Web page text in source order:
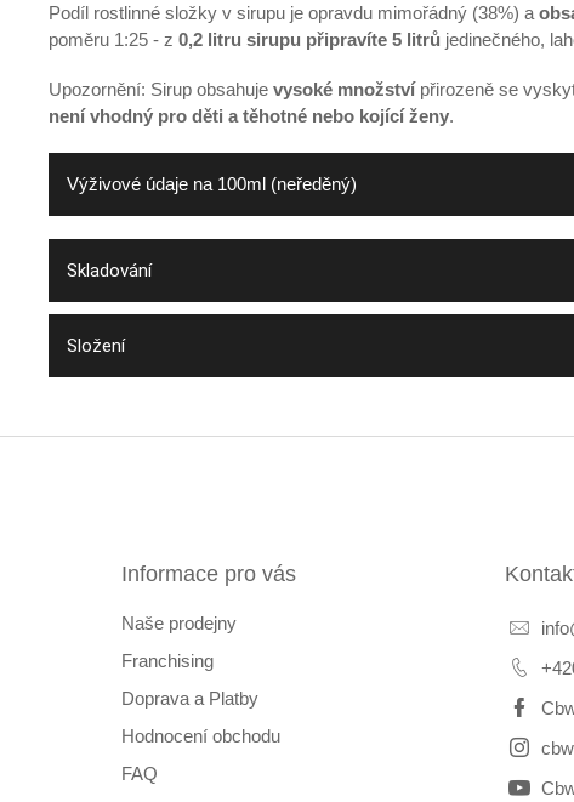
Podíl rostlinné složky v sirupu je opravdu mimořádný (38%) a
poměru 1:25 - z 0,2 litru sirupu připravíte 5 litrů jedinečného,
Upozornění: Sirup obsahuje vysoké množstvípřirozeně se
není vhodný pro děti a těhotné nebo kojící ženy.
Výživové údaje na 100ml (neředěný)
Skladování
Složení
Informace pro vás
Naše prodejny
Franchising
Doprava a Platby
Hodnocení obchodu
FAQ
info